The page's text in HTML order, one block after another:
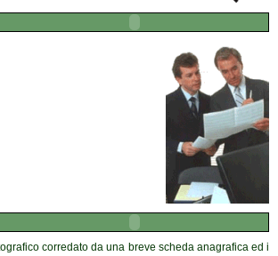
corredato da una breve scheda anagrafica ed i